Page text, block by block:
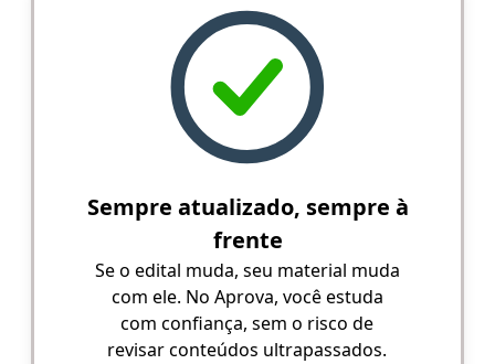
Sempre atualizado, sempre à
frente
Se o edital muda, seu material muda
com ele. No Aprova, você estuda
com confiança, sem o risco de
revisar conteúdos ultrapassados.